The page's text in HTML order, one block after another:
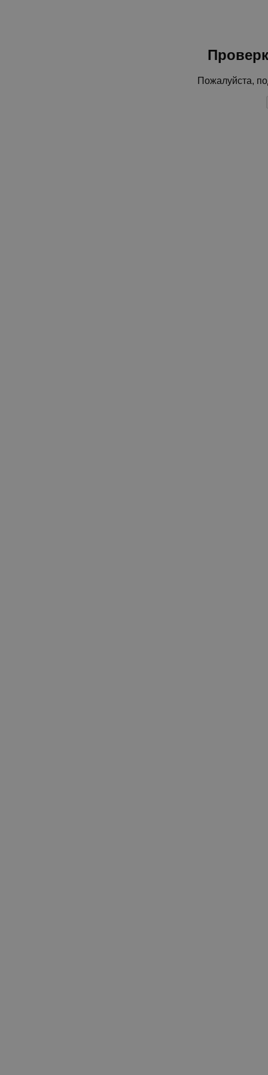
Пожалуйста,